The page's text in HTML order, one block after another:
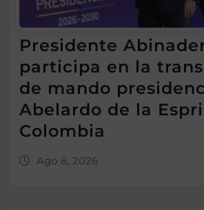
Presidente
participa en la
de mando
Abelardo de la
Colombia
Ago 8, 2026